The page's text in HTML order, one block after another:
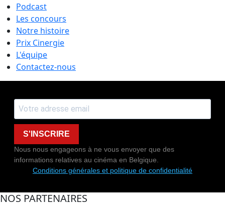
Podcast
Les concours
Notre histoire
Prix Cinergie
L'équipe
Contactez-nous
S'INSCRIRE
Nous nous engageons à ne vous envoyer que des
informations relatives au cinéma en Belgique.
Conditions générales et politique de confidentialité
NOS PARTENAIRES